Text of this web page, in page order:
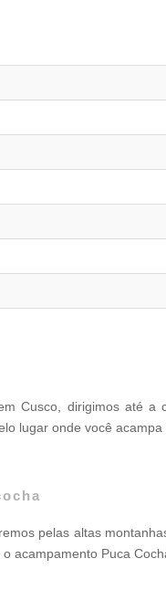
Cusco, dirigimos até a
lugar onde você acampa
pelas altas
acampamento Puca